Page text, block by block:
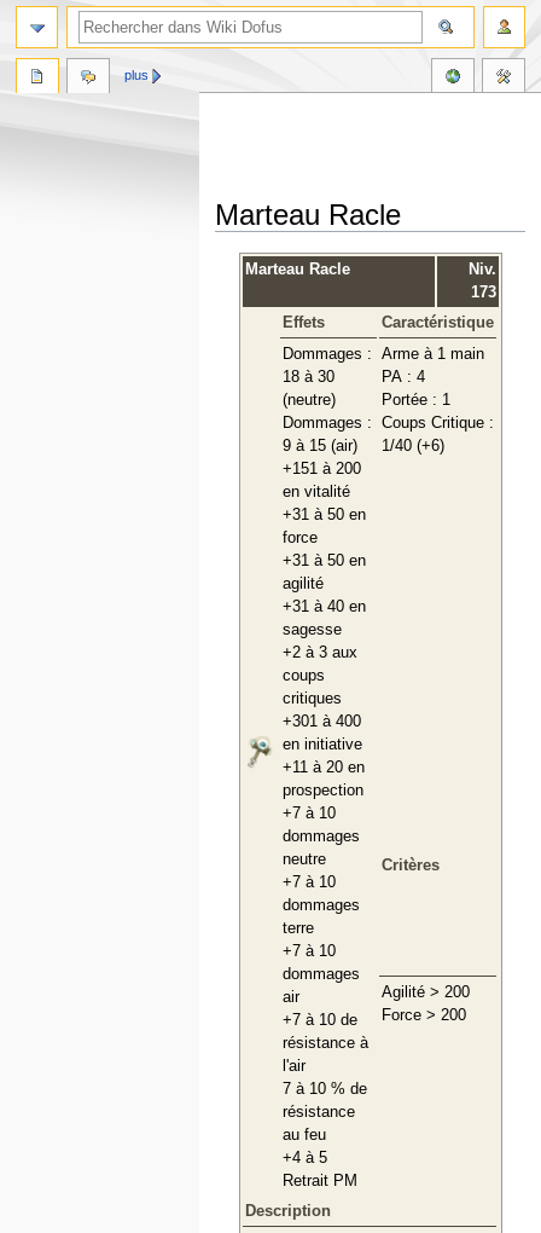
Marteau Racle
navigation
Marteau Racle
Niv.
173
Effets
Caractéristique
Dommages :
18 à 30
(neutre)
Dommages :
9 à 15 (air)
+151 à 200
en vitalité
+31 à 50 en
force
+31 à 50 en
agilité
+31 à 40 en
sagesse
+2 à 3 aux
coups
critiques
+301 à 400
en initiative
+11 à 20 en
prospection
+7 à 10
dommages
neutre
+7 à 10
dommages
terre
+7 à 10
dommages
air
+7 à 10 de
résistance à
l'air
7 à 10 % de
résistance
au feu
+4 à 5
Retrait PM
Arme à 1 main
PA : 4
Portée : 1
Coups Critique :
1/40 (+6)
Critères
Agilité > 200
Force > 200
Description
plus